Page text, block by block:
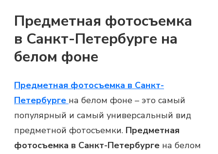
Предметная фотосъемка
в Санкт-Петербурге на
белом фоне
Предметная фотосъемка в Санкт-
Петербурге на белом фоне – это самый
популярный и самый универсальный вид
предметной фотосъемки. Предметная
фотосъемка в Санкт-Петербурге на белом